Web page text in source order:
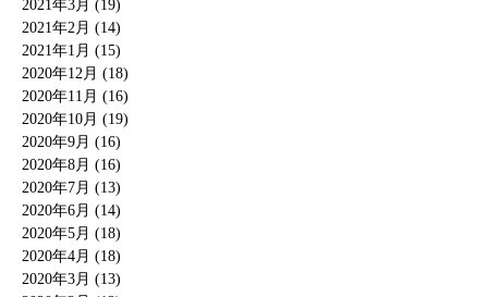
2021年3月 (19)
2021年2月 (14)
2021年1月 (15)
2020年12月 (18)
2020年11月 (16)
2020年10月 (19)
2020年9月 (16)
2020年8月 (16)
2020年7月 (13)
2020年6月 (14)
2020年5月 (18)
2020年4月 (18)
2020年3月 (13)